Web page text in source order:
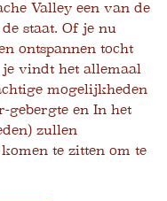
Valley een van de
staat. Of je nu
ontspannen tocht
vindt het allemaal
mogelijkheden
gebergte en In het
zullen
te zitten om te